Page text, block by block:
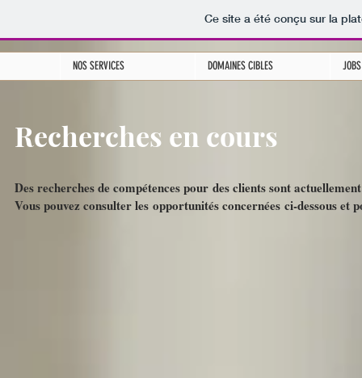
Ce site a été conçu sur la
NOS SERVICES DOMAINES CIBLES JOBS
Recherches en cours
Des recherches de compétences pour des clients sont
Vous pouvez consulter les opportunités concernées ci-dessous